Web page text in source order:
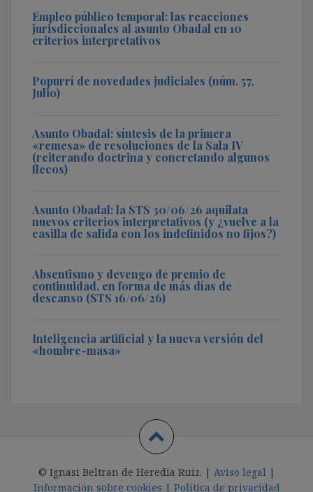
Empleo público temporal: las reacciones
jurisdiccionales al asunto Obadal en 10
criterios interpretativos
Popurrí de novedades judiciales (núm. 57,
Julio)
Asunto Obadal: síntesis de la primera
«remesa» de resoluciones de la Sala IV
(reiterando doctrina y concretando algunos
flecos)
Asunto Obadal: la STS 30/06/26 aquilata
nuevos criterios interpretativos (y ¿vuelve a la
casilla de salida con los indefinidos no fijos?)
Absentismo y devengo de premio de
continuidad, en forma de más días de
descanso (STS 16/06/26)
Inteligencia artificial y la nueva versión del
«hombre-masa»
© Ignasi Beltran de Heredia Ruiz. | Aviso legal |
Información sobre cookies | Política de privacidad